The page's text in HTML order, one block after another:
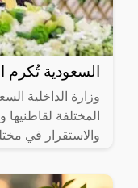
السعودية تُكرم
وزارة الداخلية
المختلفة
والاستقرار في